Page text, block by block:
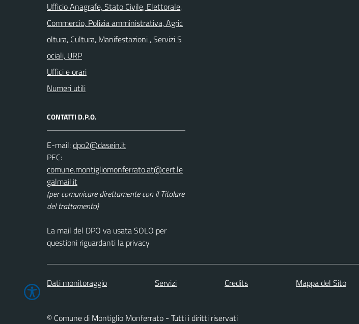
Ufficio Anagrafe, Stato Civile, Elettorale,
Commercio, Polizia amministrativa, Agric
oltura, Cultura, Manifestazioni , Servizi S
ociali, URP
Uffici e orari
Numeri utili
CONTATTI D.P.O.
E-mail:
PEC:
(per comunicare direttamente con il Titolare
del trattamento)
La mail del DPO va usata SOLO per
questioni riguardanti la privacy
Dati monitoraggio Servizi Credits Mappa del Sito
© Comune di Montiglio Monferrato - Tutti i diritti riservati